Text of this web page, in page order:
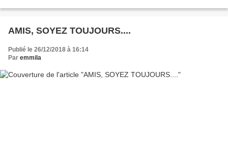
AMIS, SOYEZ TOUJOURS....
Publié le 26/12/2018 à 16:14
Par emmila